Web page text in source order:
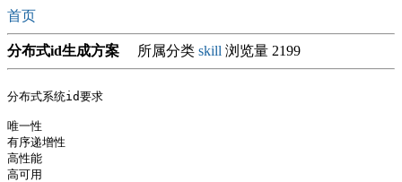
首页
分布式id生成方案 所属分类 skill 浏览量 2199
分布式系统id要求
唯一性
有序递增性
高性能
高可用